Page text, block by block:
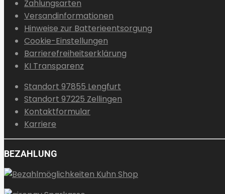
der
Produktseite
gewählt
werden
Zahlungsarten
Versandinformationen
Hinweise zur Batterieentsorgung
Cookie-Einstellungen
Barrierefreiheitserklärung
KI Transparenz
Standort 97855 Lengfurt
Standort 97225 Zellingen
Kontaktformular
Karriere
BEZAHLUNG